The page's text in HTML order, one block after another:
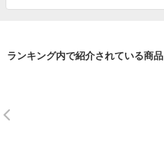
ランキング内で紹介されている商品